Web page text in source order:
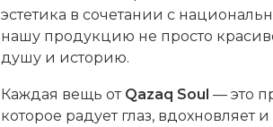
эстетика в сочетании с
нашу продукцию не просто
душу и историю.
Каждая вещь от Qazaq Soul — это
которое радует глаз, вдохновляет